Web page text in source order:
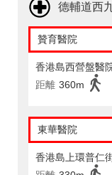
德輔道西
贊育醫院
香港島西營盤醫
距離 360m
東華醫院
香港島上環普仁